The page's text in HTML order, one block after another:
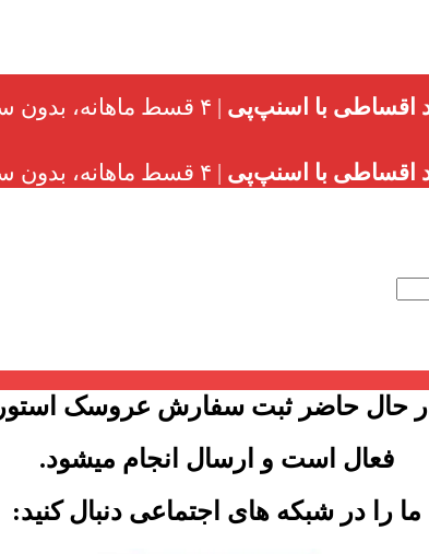
اقساطی با اسنپ‌پی | ۴ قسط ماهانه، بدون سود، چک و ضامن
اقساطی با اسنپ‌پی | ۴ قسط ماهانه، بدون سود، چک و ضامن
حال حاضر ثبت سفارش عروسک استور
فعال است و ارسال انجام میشود.
ما را در شبکه های اجتماعی دنبال کنید: